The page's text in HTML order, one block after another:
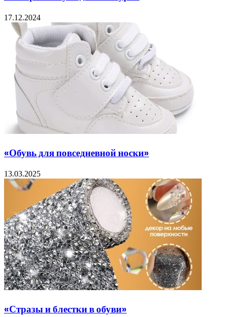
17.12.2024
«Обувь для повседневной носки»
13.03.2025
«Стразы и блестки в обуви»